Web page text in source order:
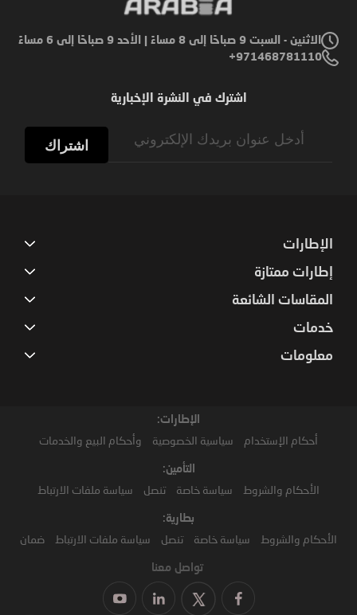
الاثنين - السبت 9 صباحًا إلى 8 مساءً | الأحد 9 صباحًا إلى 6 مساءً
971468781110+
اشترك في النشرة الإخبارية
اشتراك
الإطارات
إطارات ممتازة
المقاسات الشائعة
خدمات
معلومات
الإطارات:
أحكام الإستخدام سياسية الخصوصية وأحكام البيع والخدمات
التأمين:
الأحكام والشروط سياسة خاصة تنصل سياسة ملفات الارتباط
بطارية:
الأحكام والشروط سياسة خاصة تنصل سياسة ملفات الارتباط ضمان
تواصل معنا